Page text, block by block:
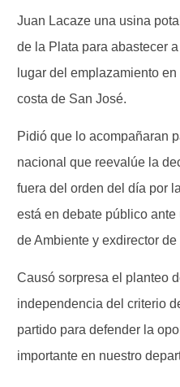
Juan Lacaze una usina
de la Plata para abastecer
lugar del emplazamiento
costa de San José.
Pidió que lo acompañaran
nacional que reevalúe la
fuera del orden del día por
está en debate público
de Ambiente y exdirector
Causó sorpresa el planteo
independencia del criterio
partido para defender la
importante en nuestro